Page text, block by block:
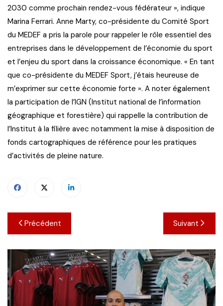
2030 comme prochain rendez-vous fédérateur », indique
Marina Ferrari. Anne Marty, co-présidente du Comité Sport
du MEDEF a pris la parole pour rappeler le rôle essentiel des
entreprises dans le développement de l’économie du sport
et l’enjeu du sport dans la croissance économique. « En tant
que co-présidente du MEDEF Sport, j’étais heureuse de
m’exprimer sur cette économie forte ». A noter également
la participation de l’IGN (Institut national de l’information
géographique et forestière) qui rappelle la contribution de
l’Institut à la filière avec notamment la mise à disposition de
fonds cartographiques de référence pour les pratiques
d’activités de pleine nature.
Navigation
de
l’article
Précédent Suivant